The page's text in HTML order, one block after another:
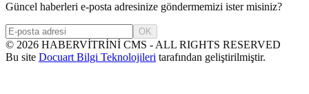
Güncel haberleri e-posta adresinize göndermemizi ister misiniz?
OK
© 2026 HABERVİTRİNİ CMS - ALL RIGHTS RESERVED
Bu site Docuart Bilgi Teknolojileri tarafından geliştirilmiştir.